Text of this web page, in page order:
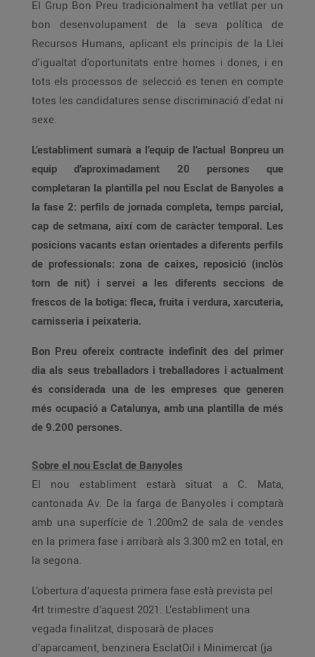
El Grup Bon Preu tradicionalment ha vetllat per un
bon desenvolupament de la seva política de
Recursos Humans, aplicant els principis de la Llei
d'igualtat d'oportunitats entre homes i dones, i en
tots els processos de selecció es tenen en compte
totes les candidatures sense discriminació d'edat ni
sexe.
L’establiment sumarà a l’equip de l’actual Bonpreu un
equip d’aproximadament 20 persones que
completaran la plantilla pel nou Esclat de Banyoles a
la fase 2: perfils de jornada completa, temps parcial,
cap de setmana, així com de caràcter temporal. Les
posicions vacants estan orientades a diferents perfils
de professionals: zona de caixes, reposició (inclòs
torn de nit) i servei a les diferents seccions de
frescos de la botiga: fleca, fruita i verdura, xarcuteria,
carnisseria i peixateria.
Bon Preu ofereix contracte indefinit des del primer
dia als seus treballadors i treballadores i actualment
és considerada una de les empreses que generen
més ocupació a Catalunya, amb una plantilla de més
de 9.200 persones.
Sobre el nou Esclat de Banyoles
El nou establiment estarà situat a C. Mata,
cantonada Av. De la farga de Banyoles i comptarà
amb una superfície de 1.200m2 de sala de vendes
en la primera fase i arribarà als 3.300 m2 en total, en
la segona.
L’obertura d’aquesta primera fase està prevista pel
4rt trimestre d’aquest 2021. L’establiment una
vegada finalitzat, disposarà de places
d’aparcament, benzinera EsclatOil i Minimercat (ja